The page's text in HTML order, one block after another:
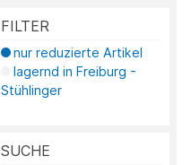
FILTER
nur reduzierte Artikel
lagernd in Freiburg -
Stühlinger
SUCHE